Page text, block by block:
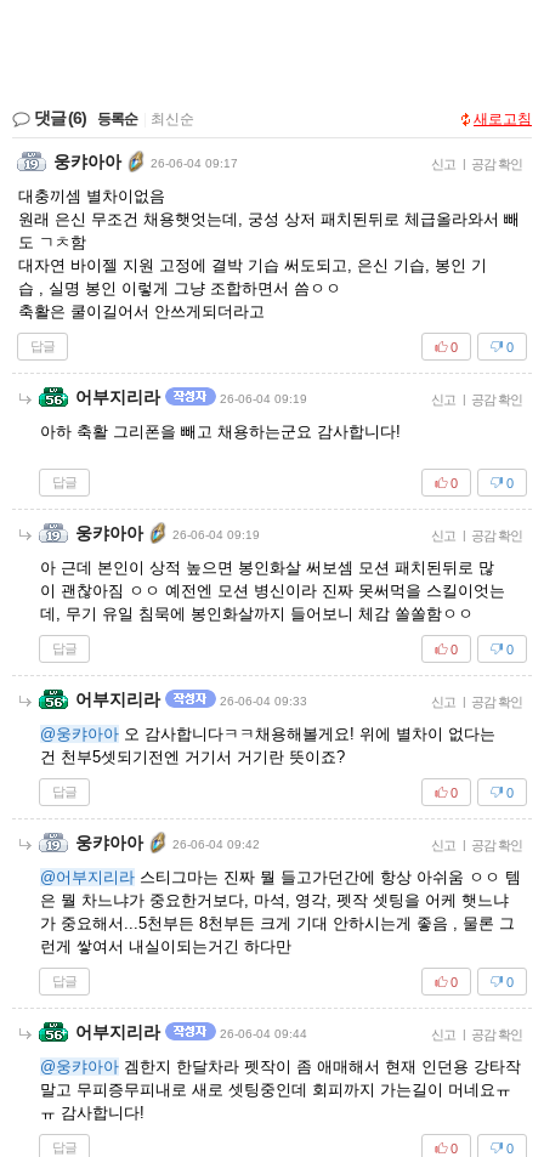
댓글(6) 등록순 최신순 새로고침
웅캬아아 26-06-04 09:17 신고 | 공감 확인
대충끼셈 별차이없음
원래 은신 무조건 채용햇엇는데, 궁성 상저 패치된뒤로 체급올라와서 빼
도 ㄱㅊ함
대자연 바이젤 지원 고정에 결박 기습 써도되고, 은신 기습, 봉인 기
습 , 실명 봉인 이렇게 그냥 조합하면서 씀ㅇㅇ
축활은 쿨이길어서 안쓰게되더라고
답글 0
0
어부지리라 26-06-04 09:19 신고 | 공감 확인
아하 축활 그리폰을 빼고 채용하는군요 감사합니다!
답글 0
0
웅캬아아 26-06-04 09:19 신고 | 공감 확인
아 근데 본인이 상적 높으면 봉인화살 써보셈 모션 패치된뒤로 많
이 괜찮아짐 ㅇㅇ 예전엔 모션 병신이라 진짜 못써먹을 스킬이엇는
데, 무기 유일 침묵에 봉인화살까지 들어보니 체감 쏠쏠함ㅇㅇ
답글 0
0
어부지리라 26-06-04 09:33 신고 | 공감 확인
@웅캬아아 오 감사합니다ㅋㅋ채용해볼게요! 위에 별차이 없다는
건 천부5셋되기전엔 거기서 거기란 뜻이죠?
답글 0
0
웅캬아아 26-06-04 09:42 신고 | 공감 확인
@어부지리라 스티그마는 진짜 뭘 들고가던간에 항상 아쉬움 ㅇㅇ 템
은 뭘 차느냐가 중요한거보다, 마석, 영각, 펫작 셋팅을 어케 햇느냐
가 중요해서...5천부든 8천부든 크게 기대 안하시는게 좋음 , 물론 그
런게 쌓여서 내실이되는거긴 하다만
답글 0
0
어부지리라 26-06-04 09:44 신고 | 공감 확인
@웅캬아아 겜한지 한달차라 펫작이 좀 애매해서 현재 인던용 강타작
말고 무피증무피내로 새로 셋팅중인데 회피까지 가는길이 머네요ㅠ
ㅠ 감사합니다!
답글 0
0